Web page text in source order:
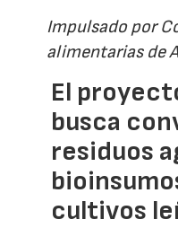
Impulsado por
alimentarias de
El
busca
residuos
cultivos